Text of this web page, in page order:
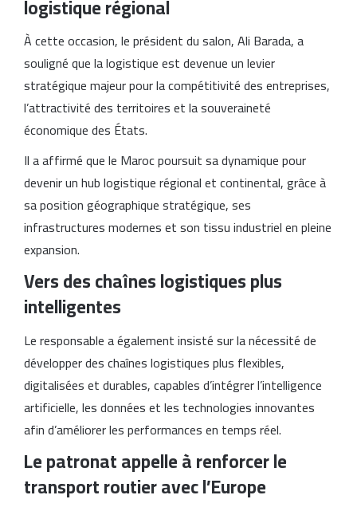
logistique régional
À cette occasion, le président du salon, Ali Barada, a
souligné que la logistique est devenue un levier
stratégique majeur pour la compétitivité des entreprises,
l’attractivité des territoires et la souveraineté
économique des États.
Il a affirmé que le Maroc poursuit sa dynamique pour
devenir un hub logistique régional et continental, grâce à
sa position géographique stratégique, ses
infrastructures modernes et son tissu industriel en pleine
expansion.
Vers des chaînes logistiques plus
intelligentes
Le responsable a également insisté sur la nécessité de
développer des chaînes logistiques plus flexibles,
digitalisées et durables, capables d’intégrer l’intelligence
artificielle, les données et les technologies innovantes
afin d’améliorer les performances en temps réel.
Le patronat appelle à renforcer le
transport routier avec l’Europe